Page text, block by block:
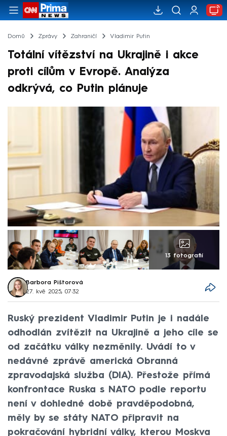
Domů Zprávy Zahraničí Vladimir Putin
Totální vítězství na Ukrajině i akce
proti cílům v Evropě. Analýza
odkrývá, co Putin plánuje
13 fotografií
Barbora Pištorová
27. kvě 2025, 07:32
Ruský prezident Vladimir Putin je i nadále
odhodlán zvítězit na Ukrajině a jeho cíle se
od začátku války nezměnily. Uvádí to v
nedávné zprávě americká Obranná
zpravodajská služba (DIA). Přestože přímá
konfrontace Ruska s NATO podle reportu
není v dohledné době pravděpodobná,
měly by se státy NATO připravit na
pokračování hybridní války, kterou Moskva